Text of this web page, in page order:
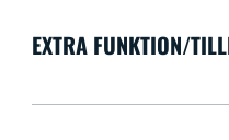
EXTRA FUNKTION/